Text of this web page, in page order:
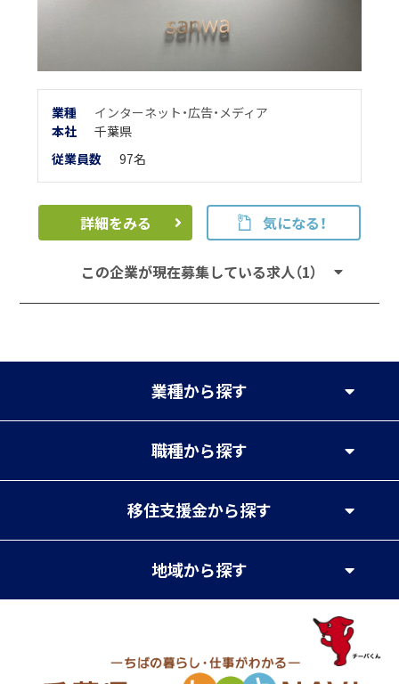
業種
インターネット・広告・メディア
本社
千葉県
従業員数
97名
詳細をみる 気になる！
この企業が現在募集している求人（1）
業種から探す
職種から探す
移住支援金から探す
地域から探す